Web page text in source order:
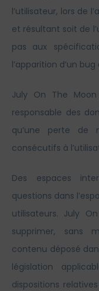
l’utilisateur, lors de
et résultant soit de
pas aux
l’apparition d’un
July On The
responsable des
qu’une perte de
consécutifs à
Des espaces
questions dans
utilisateurs. July
supprimer, sans
contenu déposé
législation
dispositions